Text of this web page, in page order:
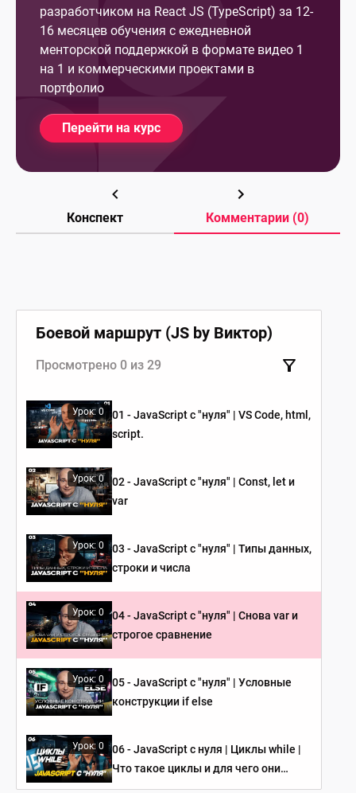
разработчиком на React JS (TypeScript) за 12-
16 месяцев обучения с ежедневной
менторской поддержкой в формате видео 1
на 1 и коммерческими проектами в
портфолио
Перейти на курс
Конспект Комментарии (0)
Боевой маршрут (JS by Виктор)
Просмотрено 0 из 29
Урок: 0
01 - JavaScript c "нуля" | VS Code, html,
script.
Урок: 0
02 - JavaScript c "нуля" | Сonst, let и
var
Урок: 0
03 - JavaScript c "нуля" | Типы данных,
строки и числа
Урок: 0
04 - JavaScript c "нуля" | Снова var и
строгое сравнение
Урок: 0
05 - JavaScript c "нуля" | Условные
конструкции if else
Урок: 0
06 - JavaScript c нуля | Циклы while |
Что такое циклы и для чего они
используются?